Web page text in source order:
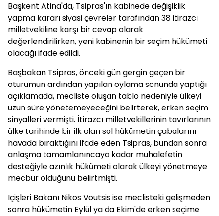
Başkent Atina'da, Tsipras'ın kabinede değişiklik
yapma kararı siyasi çevreler tarafından 38 itirazcı
milletvekiline karşı bir cevap olarak
değerlendirilirken, yeni kabinenin bir seçim hükümeti
olacağı ifade edildi.
Başbakan Tsipras, önceki gün gergin geçen bir
oturumun ardından yapılan oylama sonunda yaptığı
açıklamada, mecliste oluşan tablo nedeniyle ülkeyi
uzun süre yönetemeyeceğini belirterek, erken seçim
sinyalleri vermişti. İtirazcı milletvekillerinin tavırlarının
ülke tarihinde bir ilk olan sol hükümetin çabalarını
havada bıraktığını ifade eden Tsipras, bundan sonra
anlaşma tamamlanıncaya kadar muhalefetin
desteğiyle azınlık hükümeti olarak ülkeyi yönetmeye
mecbur olduğunu belirtmişti.
İçişleri Bakanı Nikos Voutsis ise meclisteki gelişmeden
sonra hükümetin Eylül ya da Ekim'de erken seçime